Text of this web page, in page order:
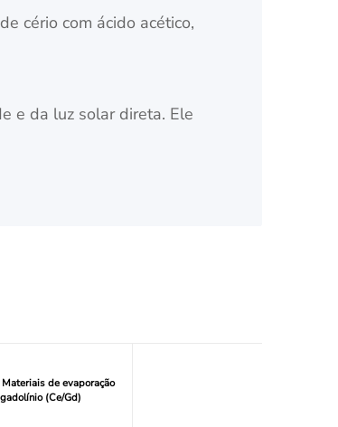
cério com ácido acético,
e da luz solar direta. Ele
de evaporação
(Ce/Gd)